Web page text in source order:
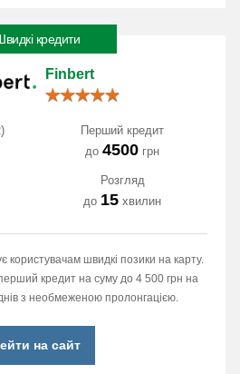
кредити
Finbert
Перший кредит
до 4500 грн
Розгляд
до 15 хвилин
користувачам швидкі позики на карту.
кредит на суму до 4 500 грн на
з необмеженою пролонгацією.
на сайт